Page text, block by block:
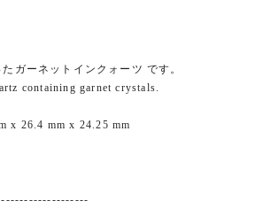
ガーネットインクォーツ です。
containing garnet crystals.
x 26.4 mm x 24.25 mm